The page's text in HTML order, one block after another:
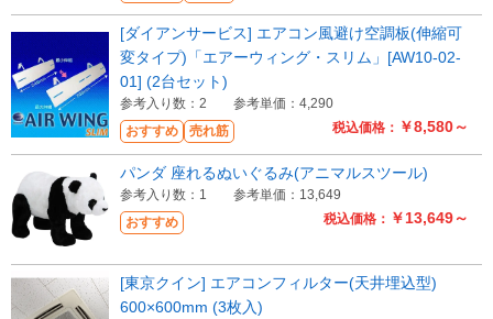
おすすめ 売れ筋 税込価格： ￥8,580～
[ダイアンサービス] エアコン風避け空調板(伸縮可
変タイプ)「エアーウィング・スリム」[AW10-02-
01] (2台セット)
参考入り数：2 参考単価：4,290
おすすめ 税込価格： ￥13,649～
パンダ 座れるぬいぐるみ(アニマルスツール)
参考入り数：1 参考単価：13,649
[東京クイン] エアコンフィルター(天井埋込型)
600×600mm (3枚入)